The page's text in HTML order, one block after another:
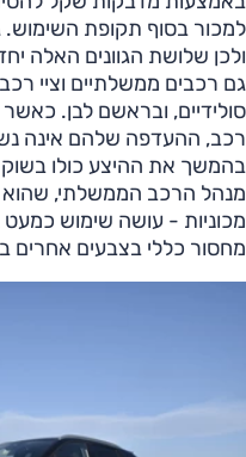
למכור בסוף תקופת השימוש.
ולכן שלושת הגוונים האלה
גם רכבים ממשלתיים וציי רכב
סולידיים, ובראשם לבן. כאשר
רכב, ההעדפה שלהם אינה
בהמשך את ההיצע כולו
מנהל הרכב הממשלתי, שהוא
מכוניות - עושה שימוש כמעט
מחסור כללי בצבעים אחרים